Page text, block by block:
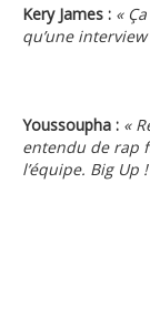
Kery James : «
qu’une
Youssoupha : «
entendu de rap
l’équipe. Big Up